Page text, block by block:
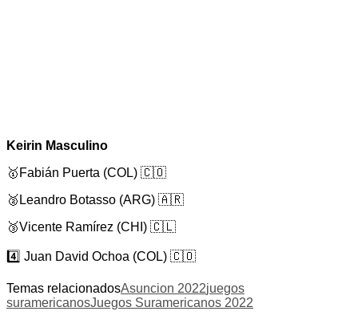
Keirin Masculino
🥇Fabián Puerta (COL) 🇨🇴
🥈Leandro Botasso (ARG) 🇦🇷
🥉Vicente Ramírez (CHI) 🇨🇱
4️⃣ Juan David Ochoa (COL) 🇨🇴
Temas relacionadosAsuncion 2022juegos
suramericanosJuegos Suramericanos 2022